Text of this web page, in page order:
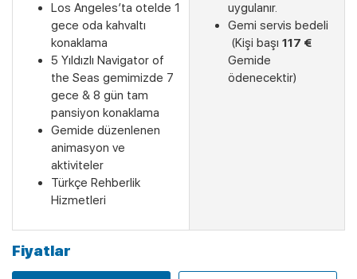
Los Angeles’ta otelde 1
gece oda kahvaltı
konaklama
5 Yıldızlı Navigator of
the Seas gemimizde 7
gece & 8 gün tam
pansiyon konaklama
Gemide düzenlenen
animasyon ve
aktiviteler
Türkçe Rehberlik
Hizmetleri
uygulanır.
Gemi servis bedeli
(Kişi başı 117 €
Gemide
ödenecektir)
Fiyatlar